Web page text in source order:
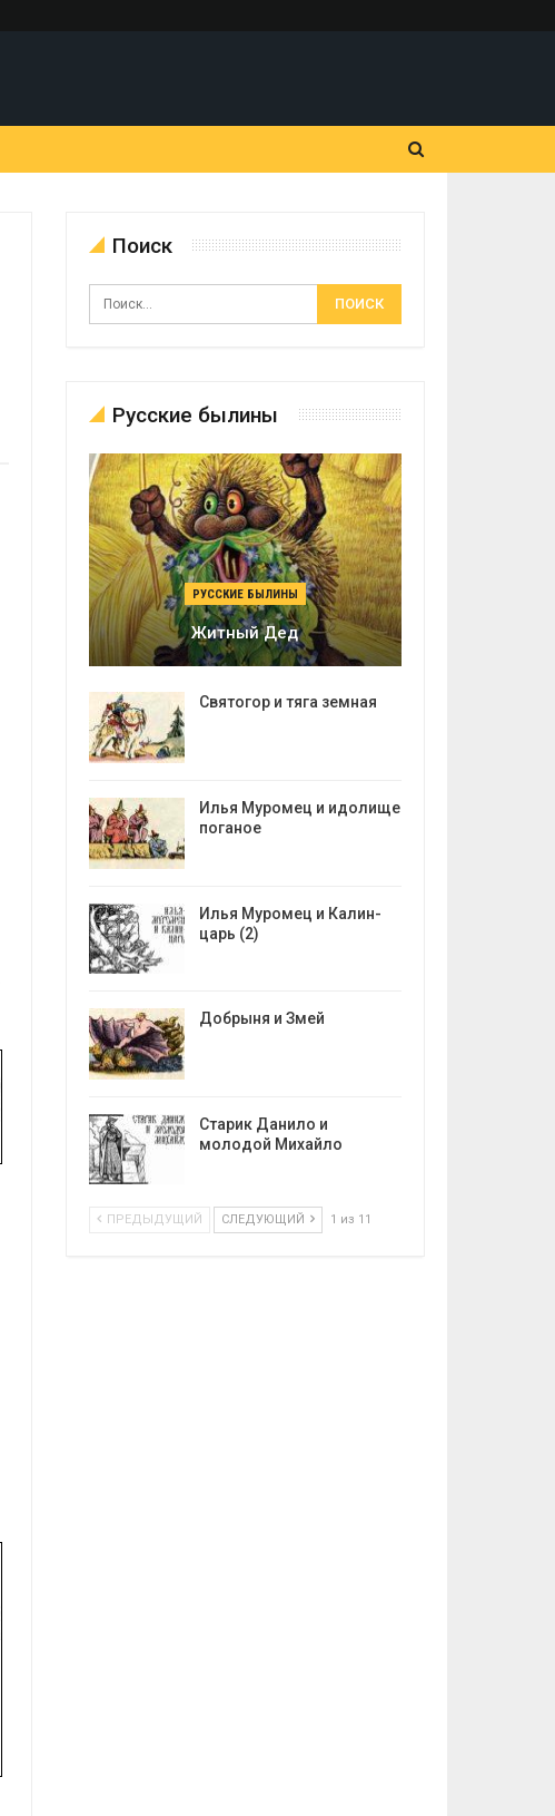
Поиск
Русские былины
РУССКИЕ БЫЛИНЫ
Житный Дед
Святогор и тяга земная
Илья Муромец и идолище
поганое
Илья Муромец и Калин-
царь (2)
Добрыня и Змей
Старик Данило и
молодой Михайло
ПРЕДЫДУЩИЙ СЛЕДУЮЩИЙ 1 из 11